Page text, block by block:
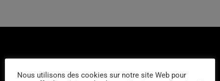
Nous utilisons des cookies sur notre site Web pour